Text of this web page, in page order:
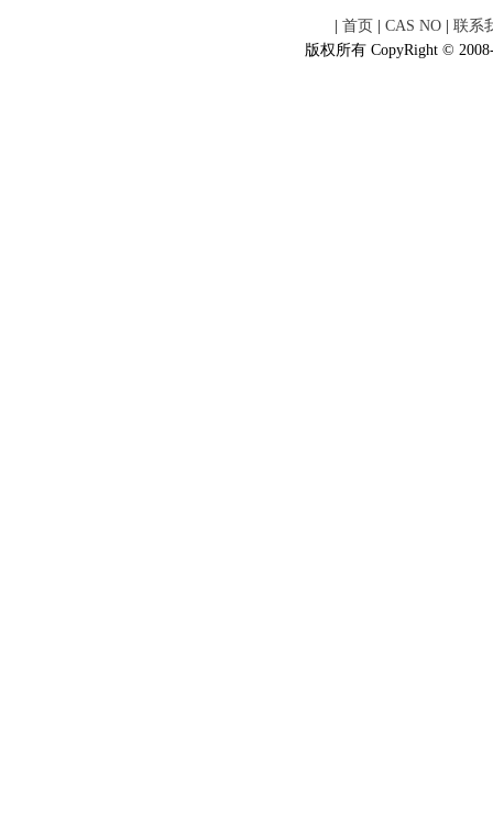
| 首页 | CAS NO | 联系
版权所有 CopyRight ©